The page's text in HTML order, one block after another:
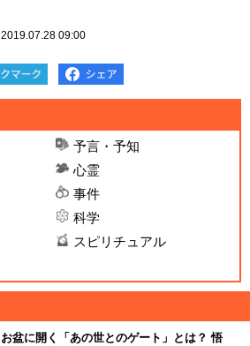
2019.07.28 09:00
予言・予知
心霊
事件
科学
スピリチュアル
お盆に開く「あの世とのゲート」とは？ 悟